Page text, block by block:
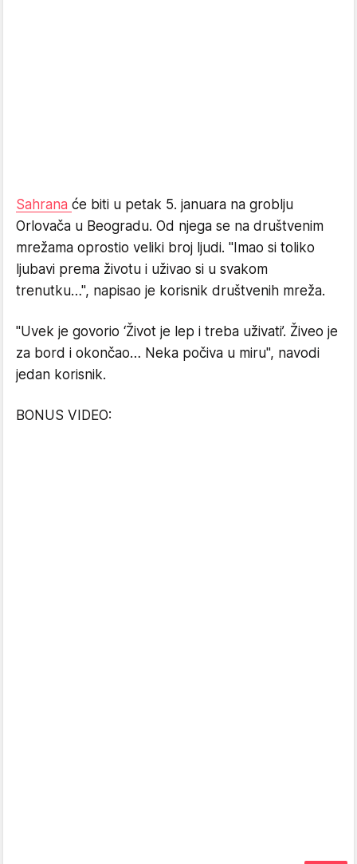
Sahrana će biti u petak 5. januara na groblju
Orlovača u Beogradu. Od njega se na društvenim
mrežama oprostio veliki broj ljudi. "Imao si toliko
ljubavi prema životu i uživao si u svakom
trenutku…", napisao je korisnik društvenih mreža.
"Uvek je govorio ‘Život je lep i treba uživati’. Živeo je
za bord i okončao… Neka počiva u miru", navodi
jedan korisnik.
BONUS VIDEO: